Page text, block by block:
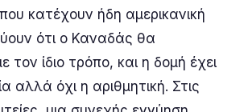
κατέχουν ήδη αμερικανική
ότι ο Καναδάς θα
τον ίδιο τρόπο, και η δομή έχει
αλλά όχι η αριθμητική. Στις